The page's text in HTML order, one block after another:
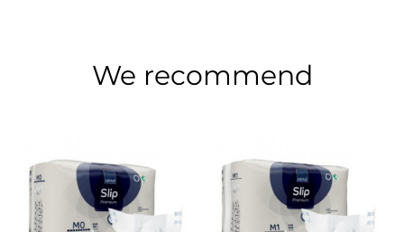
We recommend